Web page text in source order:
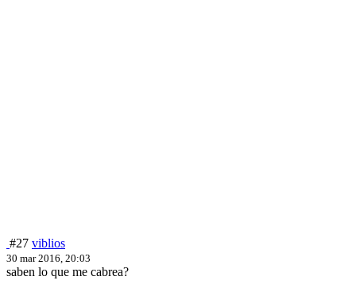
#27 viblios
30 mar 2016, 20:03
saben lo que me cabrea?